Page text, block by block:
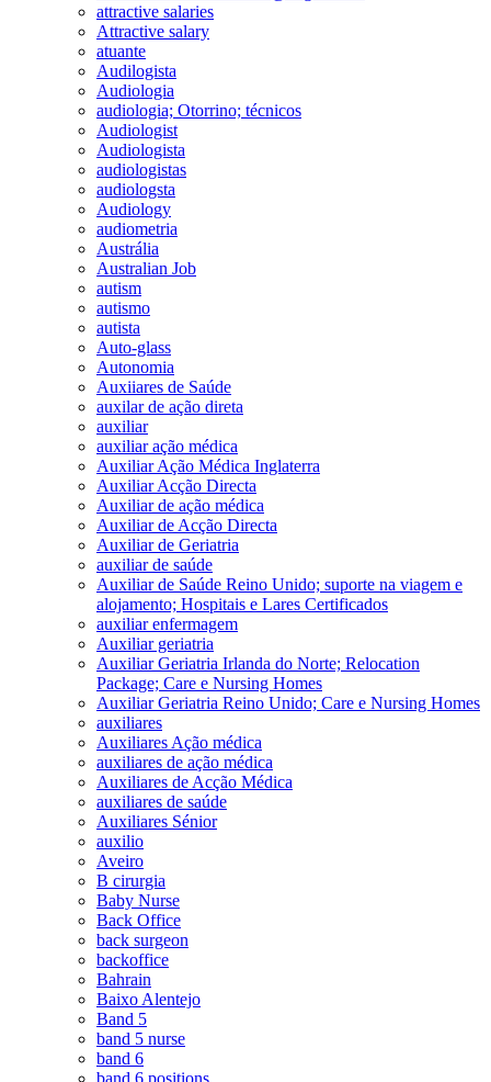
attractive salaries
Attractive salary
atuante
Audilogista
Audiologia
audiologia; Otorrino; técnicos
Audiologist
Audiologista
audiologistas
audiologsta
Audiology
audiometria
Austrália
Australian Job
autism
autismo
autista
Auto-glass
Autonomia
Auxiiares de Saúde
auxilar de ação direta
auxiliar
auxiliar ação médica
Auxiliar Ação Médica Inglaterra
Auxiliar Acção Directa
Auxiliar de ação médica
Auxiliar de Acção Directa
Auxiliar de Geriatria
auxiliar de saúde
Auxiliar de Saúde Reino Unido; suporte na viagem e
alojamento; Hospitais e Lares Certificados
auxiliar enfermagem
Auxiliar geriatria
Auxiliar Geriatria Irlanda do Norte; Relocation
Package; Care e Nursing Homes
Auxiliar Geriatria Reino Unido; Care e Nursing Homes
auxiliares
Auxiliares Ação médica
auxiliares de ação médica
Auxiliares de Acção Médica
auxiliares de saúde
Auxiliares Sénior
auxilio
Aveiro
B cirurgia
Baby Nurse
Back Office
back surgeon
backoffice
Bahrain
Baixo Alentejo
Band 5
band 5 nurse
band 6
band 6 positions